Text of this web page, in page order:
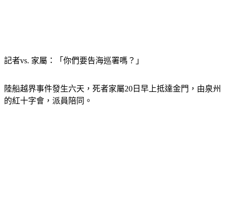
記者vs. 家屬：「你們要告海巡署嗎？」
陸船越界事件發生六天，死者家屬20日早上抵達金門，由泉州
的紅十字會，派員陪同。